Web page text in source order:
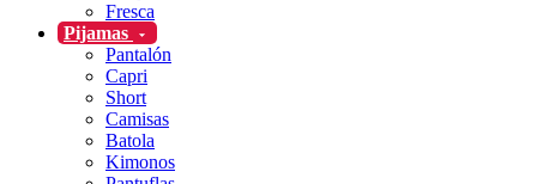
Fresca
Pijamas
Pantalón
Capri
Short
Camisas
Batola
Kimonos